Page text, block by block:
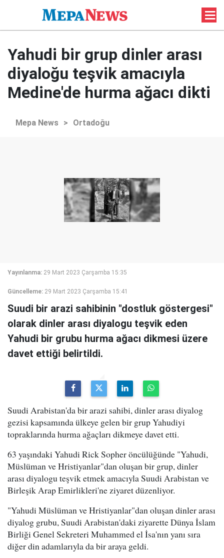
Yahudi bir grup dinler arası
diyaloğu teşvik amacıyla
Medine'de hurma ağacı dikti
Mepa News > Ortadoğu
Yayınlanma: 29 Mart 2023 Çarşamba 15:35
Güncelleme: 29 Mart 2023 Çarşamba 15:41
Suudi bir arazi sahibinin "dostluk göstergesi"
olarak dinler arası diyalogu teşvik eden
Yahudi bir grubu hurma ağacı dikmesi üzere
davet ettiği belirtildi.
Suudi Arabistan'da bir arazi sahibi, dinler arası diyalog
gezisi kapsamında ülkeye gelen bir grup Yahudiyi
topraklarında hurma ağaçları dikmeye davet etti.
63 yaşındaki Yahudi Rick Sopher öncülüğünde "Yahudi,
Müslüman ve Hristiyanlar"dan oluşan bir grup, dinler
arası diyalogu teşvik etmek amacıyla Suudi Arabistan ve
Birleşik Arap Emirlikleri'ne ziyaret düzenliyor.
"Yahudi Müslüman ve Hristiyanlar"dan oluşan dinler arası
diyalog grubu, Suudi Arabistan'daki ziyarette Dünya İslam
Birliği Genel Sekreteri Muhammed el İsa'nın yanı sıra
diğer din adamlarıyla da bir araya geldi.